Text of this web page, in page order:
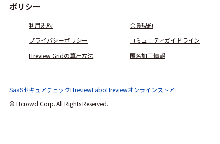
ポリシー
利用規約
会員規約
プライバシーポリシー
コミュニティガイドライン
ITreview Gridの算出方法
匿名加工情報
© ITcrowd Corp. All Rights Reserved.
SaaSセキュアチェックITreviewLaboITreviewオンラインストア